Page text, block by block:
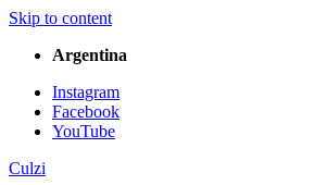
Skip to content
Argentina
Instagram
Facebook
YouTube
Culzi